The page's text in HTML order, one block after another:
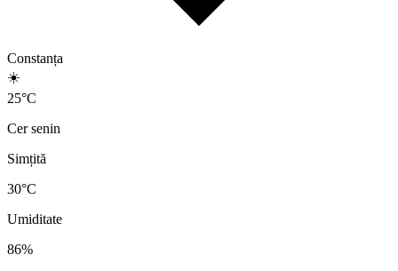
Constanța
☀️
25°C
Cer senin
Simțită
30°C
Umiditate
86%